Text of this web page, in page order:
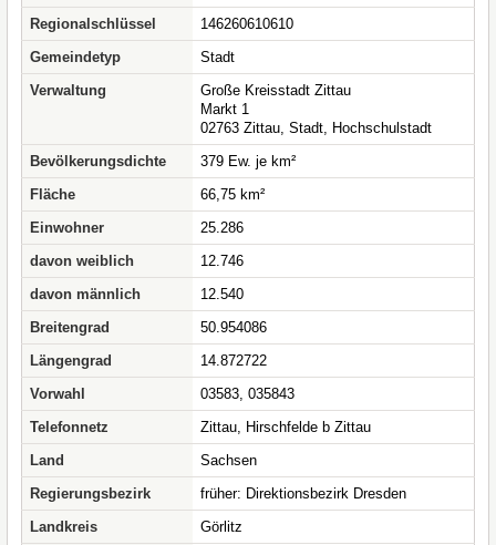
Regionalschlüssel
146260610610
Gemeindetyp
Stadt
Verwaltung
Große Kreisstadt Zittau
Markt 1
02763 Zittau, Stadt, Hochschulstadt
Bevölkerungsdichte
379 Ew. je km²
Fläche
66,75 km²
Einwohner
25.286
davon weiblich
12.746
davon männlich
12.540
Breitengrad
50.954086
Längengrad
14.872722
Vorwahl
03583, 035843
Telefonnetz
Zittau, Hirschfelde b Zittau
Land
Sachsen
Regierungsbezirk
früher: Direktionsbezirk Dresden
Landkreis
Görlitz